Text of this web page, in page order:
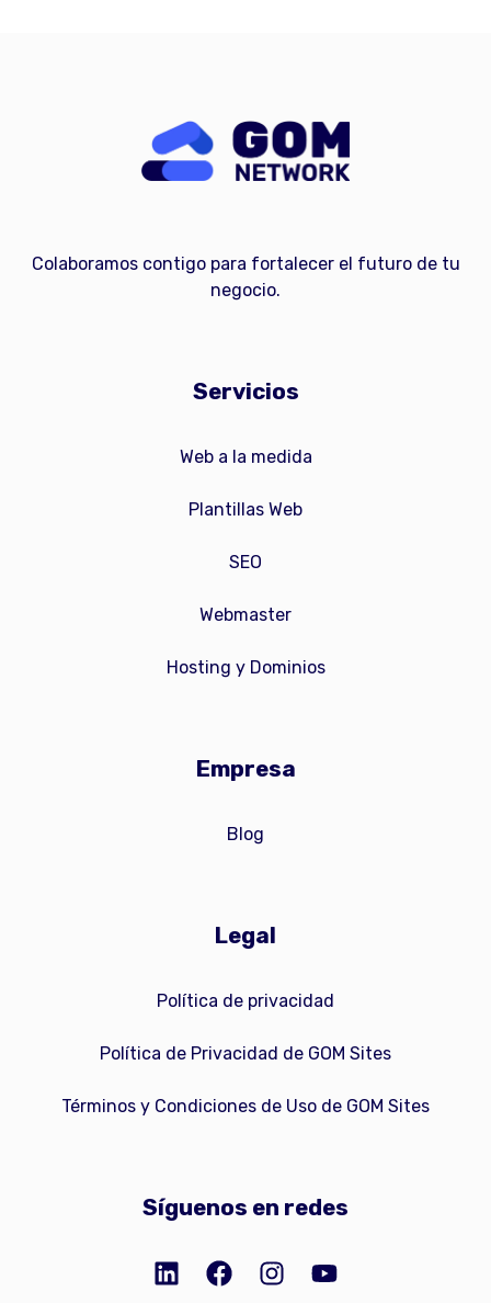
Colaboramos contigo para fortalecer el futuro de tu
negocio.
Servicios
Web a la medida
Plantillas Web
SEO
Webmaster
Hosting y Dominios
Empresa
Blog
Legal
Política de privacidad
Política de Privacidad de GOM Sites
Términos y Condiciones de Uso de GOM Sites
Síguenos en redes